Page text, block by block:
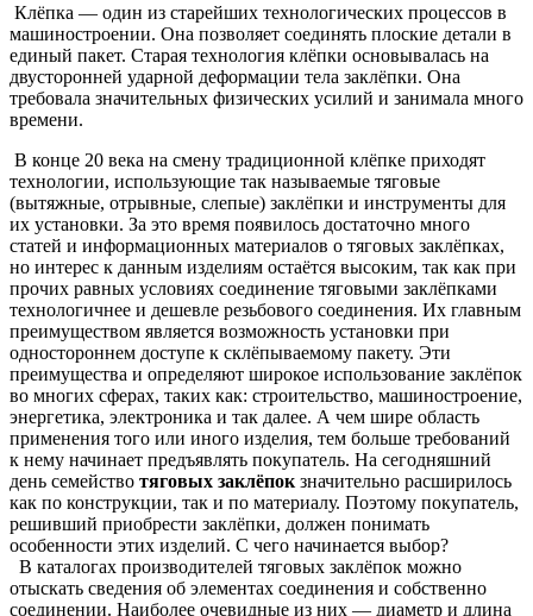
Клёпка — один из старейших технологических процессов в
машиностроении. Она позволяет соединять плоские детали в
единый пакет. Старая технология клёпки основывалась на
двусторонней ударной деформации тела заклёпки. Она
требовала значительных физических усилий и занимала много
времени.
В конце 20 века на смену традиционной клёпке приходят
технологии, использующие так называемые тяговые
(вытяжные, отрывные, слепые) заклёпки и инструменты для
их установки. За это время появилось достаточно много
статей и информационных материалов о тяговых заклёпках,
но интерес к данным изделиям остаётся высоким, так как при
прочих равных условиях соединение тяговыми заклёпками
технологичнее и дешевле резьбового соединения. Их главным
преимуществом является возможность установки при
одностороннем доступе к склёпываемому пакету. Эти
преимущества и определяют широкое использование заклёпок
во многих сферах, таких как: строительство, машиностроение,
энергетика, электроника и так далее. А чем шире область
применения того или иного изделия, тем больше требований
к нему начинает предъявлять покупатель. На сегодняшний
день семейство тяговых заклёпок значительно расширилось
как по конструкции, так и по материалу. Поэтому покупатель,
решивший приобрести заклёпки, должен понимать
особенности этих изделий. С чего начинается выбор?
В каталогах производителей тяговых заклёпок можно
отыскать сведения об элементах соединения и собственно
соединении. Наиболее очевидные из них — диаметр и длина